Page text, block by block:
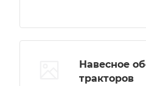
Навесное
тракторов